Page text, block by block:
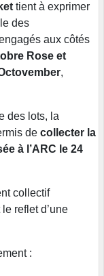
tient à exprimer
des
aux côtés
Rose et
,
des lots, la
de collecter la
à l’ARC le 24
collectif
reflet d’une
: